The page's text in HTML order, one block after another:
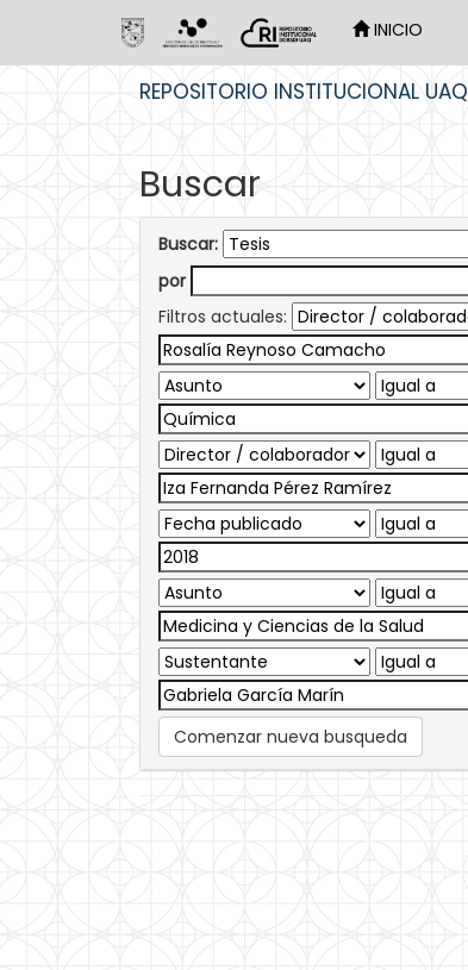
INICIO
REPOSITORIO INSTITUCIONAL UAQ
Buscar
Buscar:
por
Filtros actuales:
Comenzar nueva busqueda